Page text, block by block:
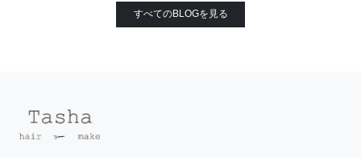
すべてのBLOGを見る